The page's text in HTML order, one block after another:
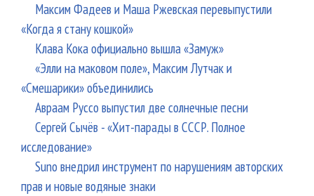
Максим Фадеев и Маша Ржевская перевыпустили
«Когда я стану кошкой»
Клава Кока официально вышла «Замуж»
«Элли на маковом поле», Максим Лутчак и
«Смешарики» объединились
Авраам Руссо выпустил две солнечные песни
Сергей Сычёв - «Хит-парады в СССР. Полное
исследование»
Suno внедрил инструмент по нарушениям авторских
прав и новые водяные знаки